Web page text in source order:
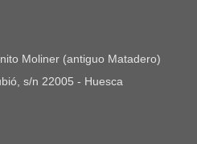
s/n 22005 - Huesca